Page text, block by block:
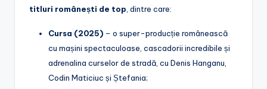
titluri românești de top, dintre care:
Cursa (2025) – o super-producție românească
cu mașini spectaculoase, cascadorii incredibile și
adrenalina curselor de stradă, cu Denis Hanganu,
Codin Maticiuc și Ștefania;